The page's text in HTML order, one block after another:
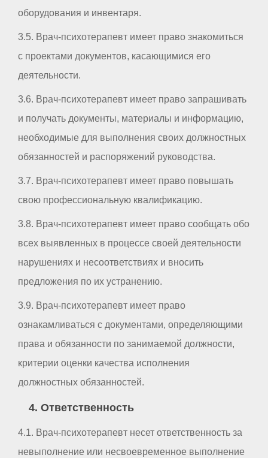
оборудования и инвентаря.
3.5. Врач-психотерапевт имеет право знакомиться
с проектами документов, касающимися его
деятельности.
3.6. Врач-психотерапевт имеет право запрашивать
и получать документы, материалы и информацию,
необходимые для выполнения своих должностных
обязанностей и распоряжений руководства.
3.7. Врач-психотерапевт имеет право повышать
свою профессиональную квалификацию.
3.8. Врач-психотерапевт имеет право сообщать обо
всех выявленных в процессе своей деятельности
нарушениях и несоответствиях и вносить
предложения по их устранению.
3.9. Врач-психотерапевт имеет право
ознакамливаться с документами, определяющими
права и обязанности по занимаемой должности,
критерии оценки качества исполнения
должностных обязанностей.
4. Ответственность
4.1. Врач-психотерапевт несет ответственность за
невыполнение или несвоевременное выполнение